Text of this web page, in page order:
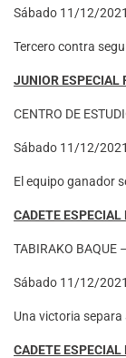
Sábado 11/12/
Tercero contra
JUNIOR ESPECIAL
CENTRO DE
Sábado 11/12/
El equipo ganador
CADETE
TABIRAKO BAQUE
Sábado 11/12/
Una victoria
CADETE ESPECIAL